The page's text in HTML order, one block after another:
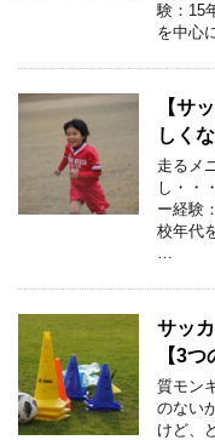
験：15
を中心
【サ
しく
走るメ
し・・
ー経験
校年代
…
サッ
【3つ
質モン
のない
けど、